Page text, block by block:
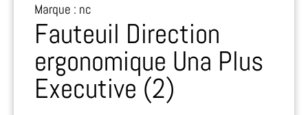
Marque : nc
Fauteuil Direction
ergonomique Una Plus
Executive (2)